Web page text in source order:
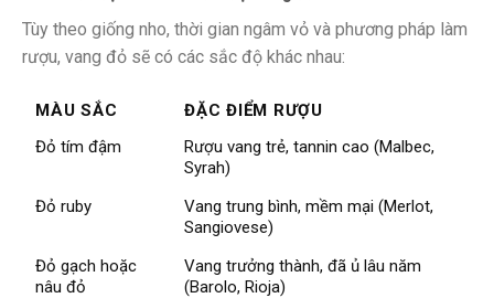
Tùy theo giống nho, thời gian ngâm vỏ và phương pháp làm
rượu, vang đỏ sẽ có các sắc độ khác nhau:
MÀU SẮC
ĐẶC ĐIỂM RƯỢU
Đỏ tím đậm
Rượu vang trẻ, tannin cao (Malbec,
Syrah)
Đỏ ruby
Vang trung bình, mềm mại (Merlot,
Sangiovese)
Đỏ gạch hoặc
nâu đỏ
Vang trưởng thành, đã ủ lâu năm
(Barolo, Rioja)